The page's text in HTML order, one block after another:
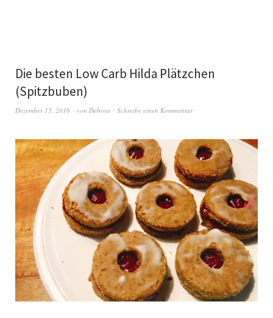
Die besten Low Carb Hilda Plätzchen
(Spitzbuben)
Dezember 15, 2016 von Debora Schreibe einen Kommentar